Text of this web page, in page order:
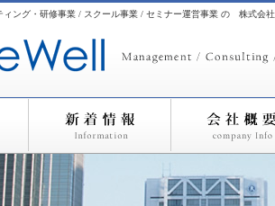
ング・研修事業 / スクール事業 / セミナー運営事業 の 株式会